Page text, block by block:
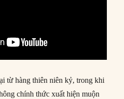
từ hàng thiên niên kỷ, trong khi
chính thức xuất hiện muộn